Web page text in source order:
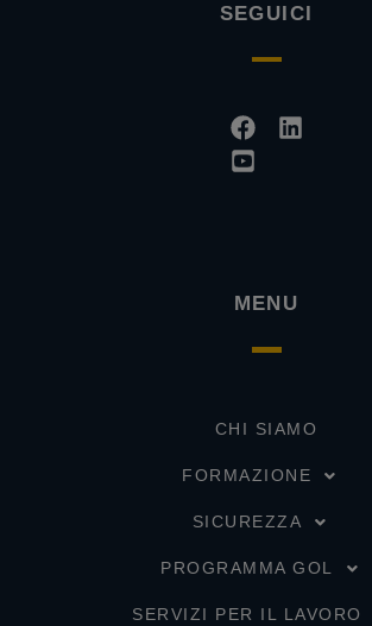
SEGUICI
Facebook
Linkedin
Youtube-
square
MENU
CHI SIAMO
FORMAZIONE
SICUREZZA
PROGRAMMA GOL
SERVIZI PER IL LAVORO